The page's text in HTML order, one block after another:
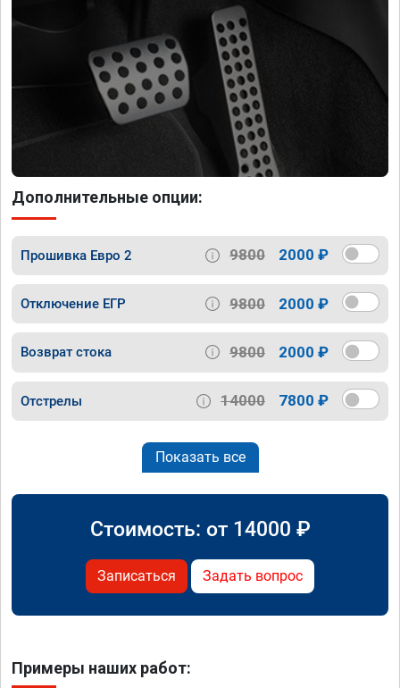
Дополнительные опции:
Прошивка Евро 2 9800 2000 ₽
Отключение ЕГР 9800 2000 ₽
Возврат стока 9800 2000 ₽
Отстрелы 14000 7800 ₽
Показать все
Стоимость: от 14000 ₽
Записаться Задать вопрос
Примеры наших работ: